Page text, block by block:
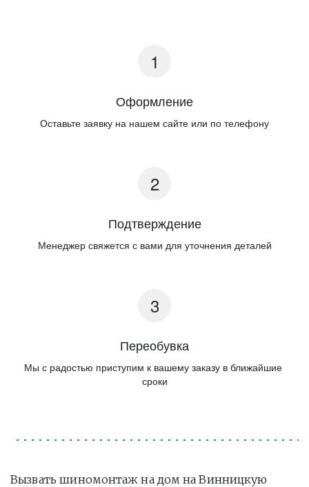
Оформление
Оставьте заявку на нашем сайте или по телефону
Подтверждение
Менеджер свяжется с вами для уточнения деталей
Переобувка
Мы с радостью приступим к вашему заказу в ближайшие
сроки
Вызвать шиномонтаж на дом на Винницкую